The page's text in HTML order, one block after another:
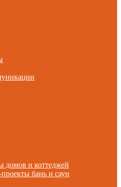
домов и коттеджей
бань и саун